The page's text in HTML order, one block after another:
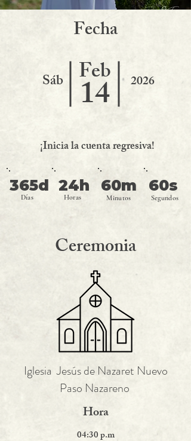
Fecha
2026
14
Feb
Sáb
¡Inicia la cuenta regresiva!
365d 24h 60m 60s
Días Horas Minutos Segundos
Ceremonia
Iglesia Jesús de Nazaret Nuevo
Paso Nazareno
Hora
04:30 p.m